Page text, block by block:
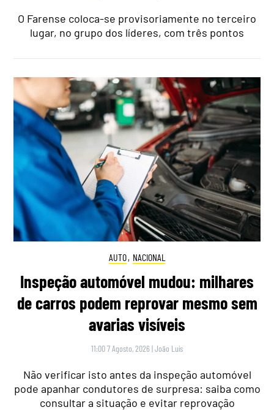
O Farense coloca-se provisoriamente no terceiro
lugar, no grupo dos líderes, com três pontos
AUTO, NACIONAL
Inspeção automóvel mudou: milhares
de carros podem reprovar mesmo sem
avarias visíveis
11:00 7 Agosto, 2026 |João Luís
Não verificar isto antes da inspeção automóvel
pode apanhar condutores de surpresa: saiba como
consultar a situação e evitar reprovação